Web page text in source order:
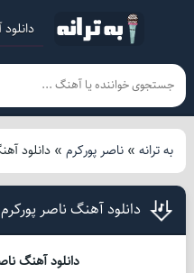
به ترانه» ناصر پورکرم» دانلود
دانلود آهنگ ناصر
دانلود آهنگ